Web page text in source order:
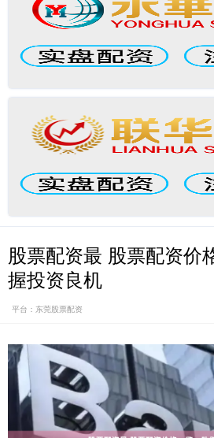
股票配资最 股票配资价
握投资良机
平台：东莞股票配资